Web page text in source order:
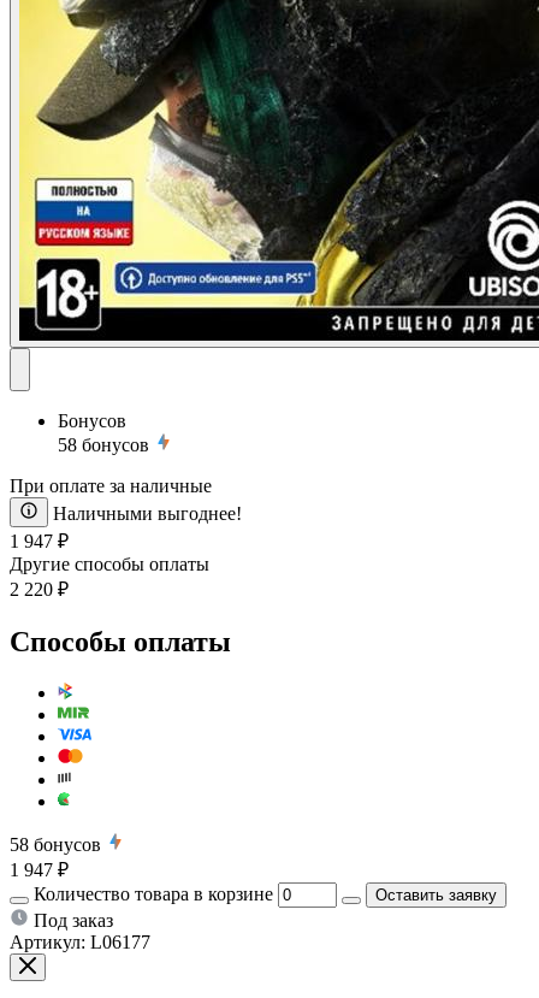
Бонусов
58 бонусов
При оплате за наличные
Наличными выгоднее!
1 947 ₽
Другие способы оплаты
2 220 ₽
Способы оплаты
58 бонусов
1 947 ₽
Количество товара в корзине
Оставить заявку
Под заказ
Артикул: L06177